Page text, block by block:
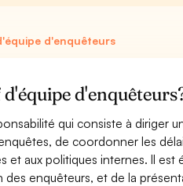
d'enquêteurs
qui consiste à diriger
de coordonner les
aux politiques internes. Il est
enquêteurs, et de la